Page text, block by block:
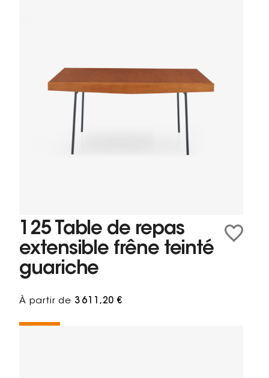
125 Table de repas
extensible frêne teinté
guariche
À partir de 3 611,20 €